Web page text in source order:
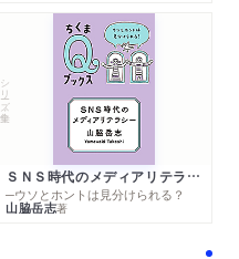
シリーズ・全集
ＳＮＳ時代のメディアリテラシー
─ウソとホントは見分けられる？
山脇岳志著